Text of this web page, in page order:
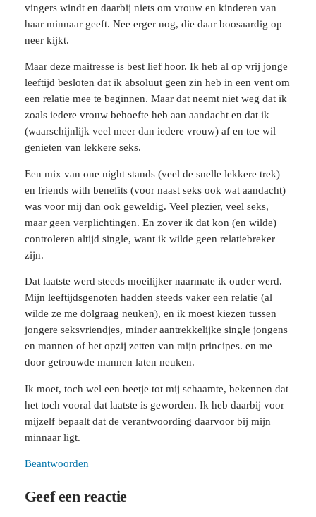
vingers windt en daarbij niets om vrouw en kinderen van
haar minnaar geeft. Nee erger nog, die daar boosaardig op
neer kijkt.
Maar deze maitresse is best lief hoor. Ik heb al op vrij jonge
leeftijd besloten dat ik absoluut geen zin heb in een vent om
een relatie mee te beginnen. Maar dat neemt niet weg dat ik
zoals iedere vrouw behoefte heb aan aandacht en dat ik
(waarschijnlijk veel meer dan iedere vrouw) af en toe wil
genieten van lekkere seks.
Een mix van one night stands (veel de snelle lekkere trek)
en friends with benefits (voor naast seks ook wat aandacht)
was voor mij dan ook geweldig. Veel plezier, veel seks,
maar geen verplichtingen. En zover ik dat kon (en wilde)
controleren altijd single, want ik wilde geen relatiebreker
zijn.
Dat laatste werd steeds moeilijker naarmate ik ouder werd.
Mijn leeftijdsgenoten hadden steeds vaker een relatie (al
wilde ze me dolgraag neuken), en ik moest kiezen tussen
jongere seksvriendjes, minder aantrekkelijke single jongens
en mannen of het opzij zetten van mijn principes. en me
door getrouwde mannen laten neuken.
Ik moet, toch wel een beetje tot mij schaamte, bekennen dat
het toch vooral dat laatste is geworden. Ik heb daarbij voor
mijzelf bepaalt dat de verantwoording daarvoor bij mijn
minnaar ligt.
Beantwoorden
Geef een reactie